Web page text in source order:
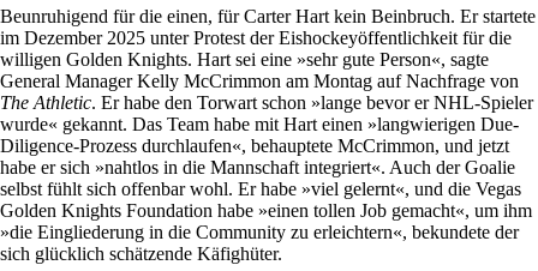
Beunruhigend für die einen, für Carter Hart kein Beinbruch. Er startete
im Dezember 2025 unter Protest der Eishockeyöffentlichkeit für die
willigen ­Golden Knights. Hart sei eine »sehr gute Person«, sagte
General Manager Kelly McCrimmon am Montag auf Nachfrage von
The Athletic. Er habe den Torwart schon »lange bevor er NHL-Spieler
wurde« gekannt. Das Team habe mit Hart einen »langwierigen Due-
Diligence-Prozess durchlaufen«, behauptete McCrimmon, und jetzt
habe er sich »nahtlos in die Mannschaft integriert«. Auch der Goalie
selbst fühlt sich offenbar wohl. Er habe »viel gelernt«, und die Vegas
Golden Knights Foundation habe »einen tollen Job gemacht«, um ihm
»die Eingliederung in die Community zu erleichtern«, bekundete der
sich glücklich schätzende Käfighüter.